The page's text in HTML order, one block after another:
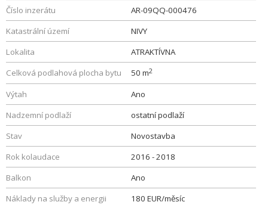
Číslo inzerátu
AR-09QQ-000476
Katastrální území
NIVY
Lokalita
ATRAKTÍVNA
Celková podlahová plocha bytu
50 m2
Výtah
Ano
Nadzemní podlaží
ostatní podlaží
Stav
Novostavba
Rok kolaudace
2016 - 2018
Balkon
Ano
Náklady na služby a energii
180 EUR/měsíc